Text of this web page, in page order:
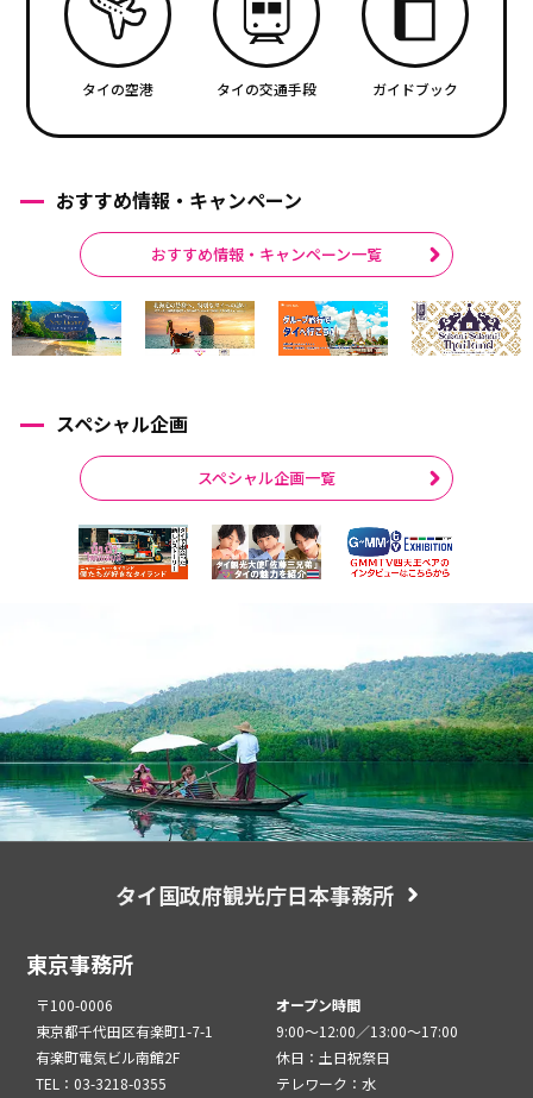
タイの空港 タイの交通手段 ガイドブック
おすすめ情報・キャンペーン
おすすめ情報・キャンペーン一覧
スペシャル企画
スペシャル企画一覧
タイ国政府観光庁日本事務所
東京事務所
〒100-0006
東京都千代田区有楽町1-7-1
有楽町電気ビル南館2F
TEL：03-3218-0355
オープン時間
9:00～12:00／13:00～17:00
休日：土日祝祭日
テレワーク：水